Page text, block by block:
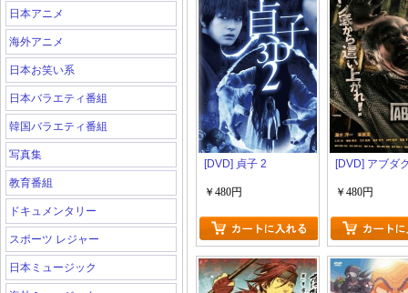
日本アニメ
海外アニメ
日本お笑い系
日本バラエティ番組
韓国バラエティ番組
写真集
教育番組
ドキュメンタリー
スポーツ レジャー
日本ミュージック
[DVD] 貞子 2
￥480円
[DVD] アブダ
￥480円